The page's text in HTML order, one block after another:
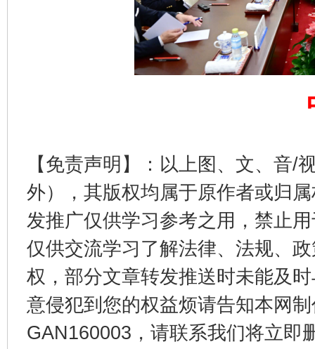
【免责声明】：以上图、文、音/
外），其版权均属于原作者或归
发推广仅供学习参考之用，禁止
仅供交流学习了解法律、法规、
权，部分文章转发推送时未能及
意侵犯到您的权益烦请告知本网
GAN160003，请联系我们将立即
东山县通报“牛蛙产品抗生素超标问题” 法